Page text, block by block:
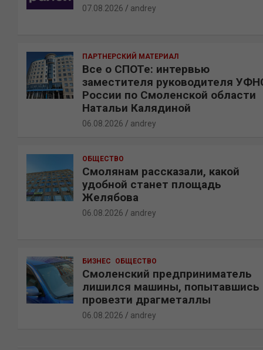
07.08.2026 andrey
ПАРТНЕРСКИЙ МАТЕРИАЛ
Все о СПОТе: интервью
заместителя руководителя
России по Смоленской области
Натальи Калядиной
06.08.2026 andrey
ОБЩЕСТВО
Смолянам рассказали, какой
удобной станет площадь
Желябова
06.08.2026 andrey
БИЗНЕС ОБЩЕСТВО
Смоленский предприниматель
лишился машины, попытавшись
провезти драгметаллы
06.08.2026 andrey